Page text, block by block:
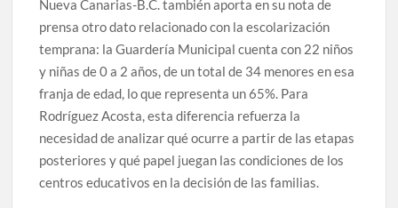
Nueva Canarias-B.C. también aporta en su nota de
prensa otro dato relacionado con la escolarización
temprana: la Guardería Municipal cuenta con 22 niños
y niñas de 0 a 2 años, de un total de 34 menores en esa
franja de edad, lo que representa un 65%. Para
Rodríguez Acosta, esta diferencia refuerza la
necesidad de analizar qué ocurre a partir de las etapas
posteriores y qué papel juegan las condiciones de los
centros educativos en la decisión de las familias.